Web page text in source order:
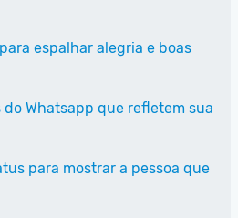
espalhar alegria e boas
Whatsapp que refletem sua
para mostrar a pessoa que